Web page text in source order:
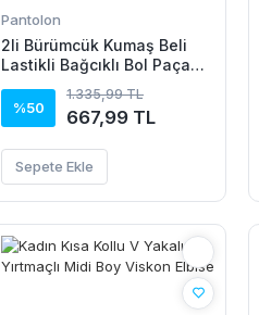
Pantolon
2li Bürümcük Kumaş Beli
Lastikli Bağcıklı Bol Paça
%50
1.335,99 TL
667,99 TL
Sepete Ekle